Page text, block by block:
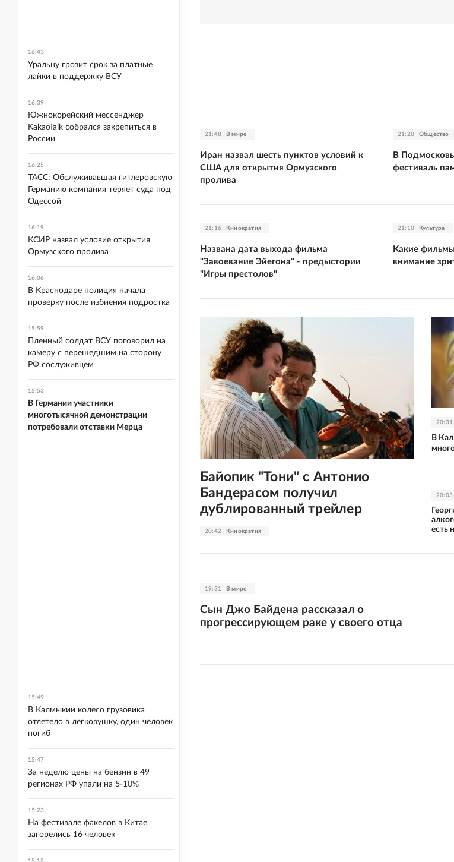
21:48 В мире
Иран назвал шесть пунктов условий к
США для открытия Ормузского
пролива
21:20 Общество
В
фестиваль
21:16 Кинократия
Названа дата выхода фильма
"Завоевание Эйегона" - предыстории
"Игры престолов"
21:10 Культура
Какие
внимание
20:42 Кинократия
Байопик "Тони" с Антонио
Бандерасом получил
дублированный трейлер
20:31
В
20:03
есть
19:31 В мире
Сын Джо Байдена рассказал о
прогрессирующем раке у своего отца
16:43
Уральцу грозит срок за платные
лайки в поддержку ВСУ
16:39
Южнокорейский мессенджер
KakaoTalk собрался закрепиться в
России
16:25
ТАСС: Обслуживавшая гитлеровскую
Германию компания теряет суда под
Одессой
16:19
КСИР назвал условие открытия
Ормузского пролива
16:06
В Краснодаре полиция начала
проверку после избиения подростка
15:59
Пленный солдат ВСУ поговорил на
камеру с перешедшим на сторону
РФ сослуживцем
15:53
В Германии участники
многотысячной демонстрации
потребовали отставки Мерца
15:49
В Калмыкии колесо грузовика
отлетело в легковушку, один человек
погиб
15:47
За неделю цены на бензин в 49
регионах РФ упали на 5-10%
15:23
На фестивале факелов в Китае
загорелись 16 человек
15:15